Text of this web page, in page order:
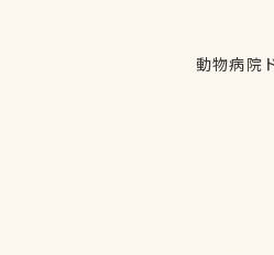
動物病院